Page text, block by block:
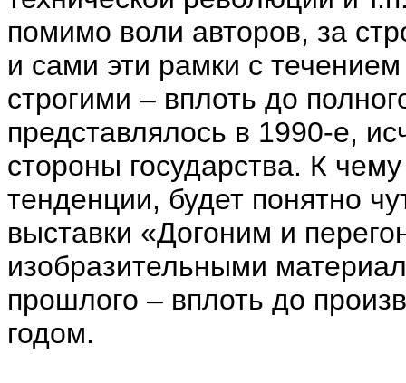
помимо воли авторов, за
и сами эти рамки с
строгими – вплоть до
представлялось в 1990-е,
стороны государства. К
тенденции, будет понятно
выставки «Догоним и
изобразительными
прошлого – вплоть до
годом.